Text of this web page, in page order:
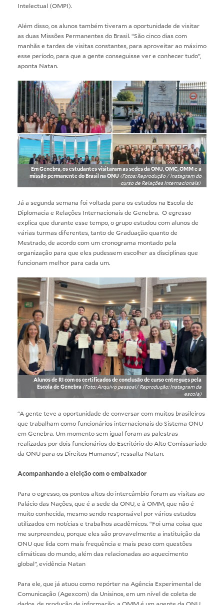
Intelectual (OMPI).
Além disso, os alunos também tiveram a oportunidade de visitar
as duas Missões Permanentes do Brasil. “São cinco dias com
manhãs e tardes de visitas constantes, para aproveitar ao máximo
esse período, para que a gente conseguisse ver e conhecer tudo”,
aponta Natan.
Em Genebra, os estudantes visitaram as sedes da ONU, OMC, OMM e a
missão permanente do Brasil na ONU (Fotos: Reprodução / Instagram do
curso de Relações Internacionais)
Já a segunda semana foi voltada para os estudos na Escola de
Diplomacia e Relações Internacionais de Genebra. O egresso
explica que durante esse tempo, o grupo estudou com alunos de
várias turmas diferentes, tanto de Graduação quanto de
Mestrado, de acordo com um cronograma montado pela
organização para que eles pudessem escolher as disciplinas que
funcionam melhor para cada um.
Alunos de RI com os certificados de conclusão de curso entregues pela
Escola de Genebra (Foto: Arquivo pessoal/ Reprodução: Instagram da
escola)
“A gente teve a oportunidade de conversar com muitos brasileiros
que trabalham como funcionários internacionais do Sistema ONU
em Genebra. Um momento sem igual foram as palestras
realizadas por dois funcionários do Escritório do Alto Comissariado
da ONU para os Direitos Humanos”, ressalta Natan.
Acompanhando a eleição com o embaixador
Para o egresso, os pontos altos do intercâmbio foram as visitas ao
Palácio das Nações, que é a sede da ONU, e à OMM, que não é
muito conhecida, mesmo sendo responsável por vários estudos
utilizados em notícias e trabalhos acadêmicos. “Foi uma coisa que
me surpreendeu, porque eles são provavelmente a instituição da
ONU que lida com mais frequência e mais peso com questões
climáticas do mundo, além das relacionadas ao aquecimento
global”, evidência Natan
Para ele, que já atuou como repórter na Agência Experimental de
Comunicação (Agexcom) da Unisinos, em um nível de coleta de
dados, de produção de informação, a OMM é um agente da ONU